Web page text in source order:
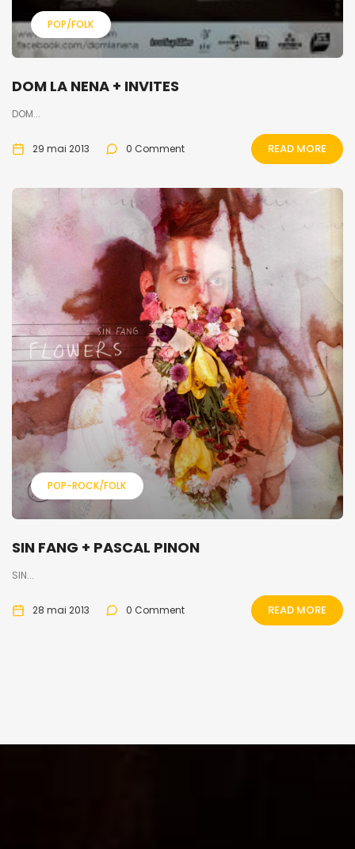
POP/FOLK
DOM LA NENA + INVITES
DOM...
29 mai 2013 0 Comment READ MORE
POP-ROCK/FOLK
SIN FANG + PASCAL PINON
SIN...
28 mai 2013 0 Comment READ MORE